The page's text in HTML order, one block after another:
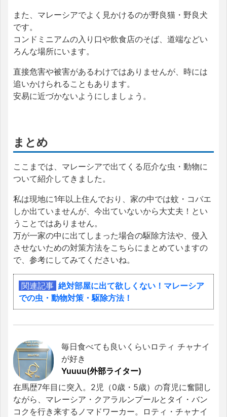
また、マレーシアでよく見かけるのが野良猫・野良犬
です。
コンドミニアムの入り口や飲食店のそば、道端などい
ろんな場所にいます。
直接危害や被害があるわけではありませんが、時には
追いかけられることもあります。
安易に近づかないようにしましょう。
まとめ
ここまでは、マレーシアで出てくる厄介な虫・動物に
ついて紹介してきました。
私は現地に1年以上住んでおり、家の中では蚊・コバエ
しか出ていませんが、今出ていないから大丈夫！とい
うことではありません。
万が一家の中に出てしまった場合の駆除方法や、侵入
させないための対策方法をこちらにまとめていますの
で、参考にしてみてくださいね。
関連記事 絶対部屋に出て欲しくない！マレーシア
での虫・動物対策・駆除方法！
毎日食べても良いくらいロティ チャナイ
が好き
Yuuuu(外部ライター)
在馬歴7年目に突入。2児（0歳・5歳）の育児に奮闘し
ながら、マレーシア・クアラルンプールとタイ・バン
コクを行き来するノマドワーカー。ロティ・チャナイ